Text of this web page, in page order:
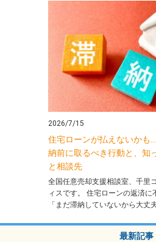
2026/7/15
住宅ローンが払えないかも
納前に取るべき行動と、知
と相談先
全国任意売却支援相談室、千里
ィスです。 住宅ローンの返済に
「まだ滞納していないから大丈
最新記事